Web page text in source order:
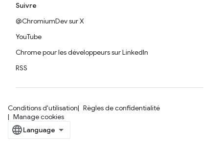
Suivre
@ChromiumDev sur X
YouTube
Chrome pour les développeurs sur LinkedIn
RSS
Conditions d'utilisation
Règles de confidentialité
Manage cookies